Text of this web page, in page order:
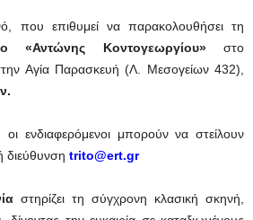
που επιθυμεί να παρακολουθήσει τη
«Αντώνης Κοντογεωργίου»στο
Αγία Παρασκευή (Λ. Μεσογείων 432),
οι ενδιαφερόμενοι μπορούν να στείλουν
διεύθυνση trito@ert.gr
στηρίζει τη σύγχρονη κλασική σκηνή,